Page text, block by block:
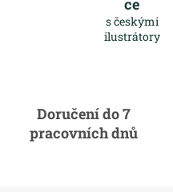
ce
s českými
ilustrátory
Doručení do 7
pracovních dnů